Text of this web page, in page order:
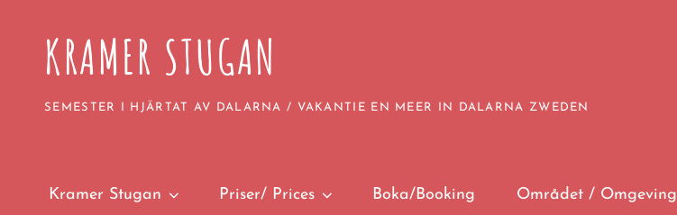
KRAMER STUGAN
SEMESTER I HJÄRTAT AV DALARNA / VAKANTIE EN MEER IN DALARNA ZWEDEN
Kramer Stugan Priser/ Prices Boka/Booking Området / Omgeving